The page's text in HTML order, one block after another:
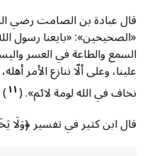
قال عبادة بن الصامت رضي
«الصحيحين»: «بايعنا رسول
السمع والطاعة في العسر
علينا، وعلى ألّا ننازع الأمر
نخاف في الله لومة لائم».(١١)
قال ابن كثير في تفسير ﴿وَلَا